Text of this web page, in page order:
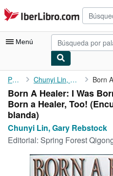
Pasar al contenido principal
IberLibro.com
Menú
Mi cuenta
Consultar mis pedidos
Búsqueda avanzada
Colecciones
Libros antiguos
Arte y coleccionismo
Portada Chunyi Lin, Gary Rebstock
Born A Healer: I Was
Born a Healer, Too!
blanda)
Chunyi Lin, Gary Rebstock
Editorial: Spring Forest